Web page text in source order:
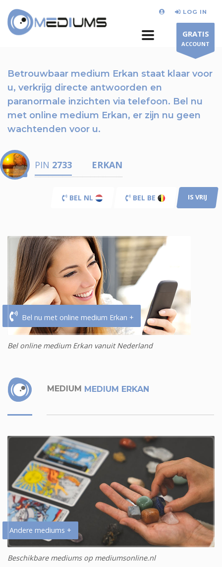
LOG IN
GRATIS
ACCOUNT
Betrouwbaar medium Erkan staat klaar voor
u, verkrijg directe antwoorden en
paranormale inzichten via telefoon. Bel nu
met online medium Erkan, er zijn nu geen
wachtenden voor u.
PIN 2733 ERKAN
BEL NL BEL BE IS VRIJ
Bel nu met online medium Erkan +
Bel online medium Erkan vanuit Nederland
MEDIUM MEDIUM ERKAN
Andere mediums +
Beschikbare mediums op mediumsonline.nl